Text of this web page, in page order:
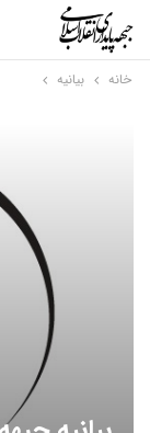
خانه بیانیه